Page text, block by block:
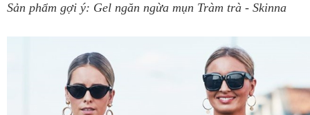
Sản phẩm gợi ý: Gel ngăn ngừa mụn Tràm trà - Skinna